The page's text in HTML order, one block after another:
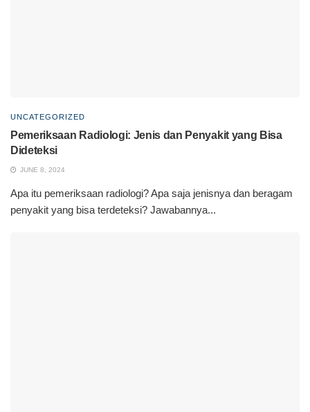
UNCATEGORIZED
Pemeriksaan Radiologi: Jenis dan Penyakit yang Bisa
Dideteksi
JUNE 8, 2024
Apa itu pemeriksaan radiologi? Apa saja jenisnya dan beragam
penyakit yang bisa terdeteksi? Jawabannya...